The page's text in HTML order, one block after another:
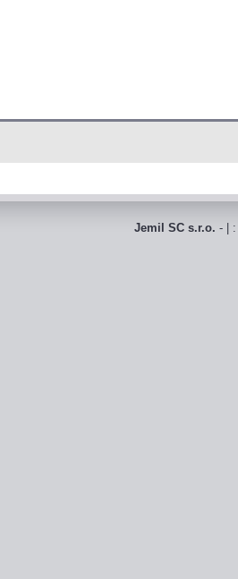
Jemil SC s.r.o. - |